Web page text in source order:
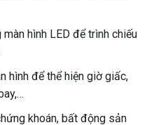
hình LED để trình chiếu
hình để thể hiện giờ giấc,
khoán, bất động sản